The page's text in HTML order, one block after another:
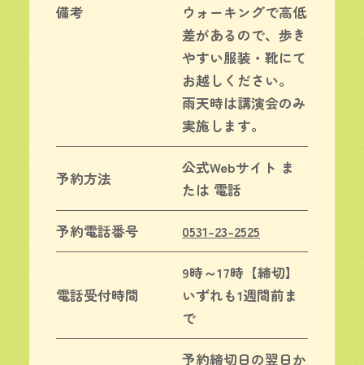
備考
ウォーキングで高低
差があるので、歩き
やすい服装・靴にて
お越しください。
雨天時は講演会のみ
実施します。
予約方法
公式Webサイト ま
たは 電話
予約電話番号 0531-23-2525
電話受付時間
9時～17時【締切】
いずれも1週間前ま
で
予約締切日の翌日か